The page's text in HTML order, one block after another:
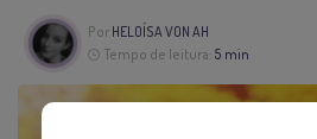
Por HELOÍSA VON AH
Tempo de leitura: 5 min